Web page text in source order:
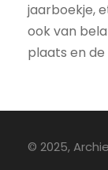
jaarboekje,
ook van
plaats en
© 2025,